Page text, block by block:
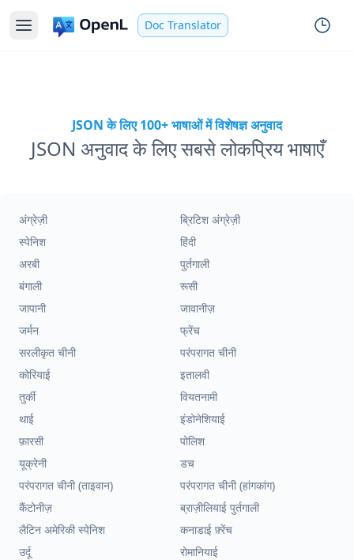
Doc Translator
JSON के लिए 100+ भाषाओं में विशेषज्ञ अनुवाद
JSON अनुवाद के लिए सबसे लोकप्रिय भाषाएँ
अंग्रेज़ी
ब्रिटिश अंग्रेज़ी
स्पेनिश
हिंदी
अरबी
पुर्तगाली
बंगाली
रूसी
जापानी
जावानीज़
जर्मन
फ्रेंच
सरलीकृत चीनी
परंपरागत चीनी
कोरियाई
इतालवी
तुर्की
वियतनामी
थाई
इंडोनेशियाई
फ़ारसी
पोलिश
यूक्रेनी
डच
परंपरागत चीनी (ताइवान)
परंपरागत चीनी (हांगकांग)
कैंटोनीज़
ब्राज़ीलियाई पुर्तगाली
लैटिन अमेरिकी स्पेनिश
कनाडाई फ़्रेंच
उर्दू
रोमानियाई